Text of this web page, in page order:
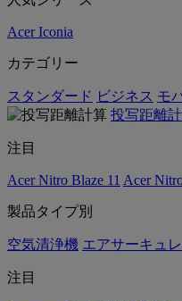
Acer Iconia
カテゴリー
スタンダード ビジネス モ
投写距離
注目
Acer Nitro Blaze 11 Acer
製品タイプ別
空気清浄機 エアサーキュ
注目